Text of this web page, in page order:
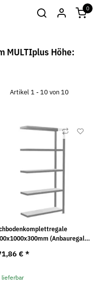
0
MULTIplus Höhe:
Artikel 1 - 10 von 10
(Anbauregal)
€ *
lieferbar